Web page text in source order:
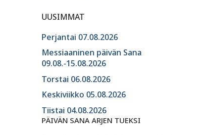
UUSIMMAT
Perjantai 07.08.2026
Messiaaninen päivän Sana
09.08.-15.08.2026
Torstai 06.08.2026
Keskiviikko 05.08.2026
Tiistai 04.08.2026
PÄIVÄN SANA ARJEN TUEKSI